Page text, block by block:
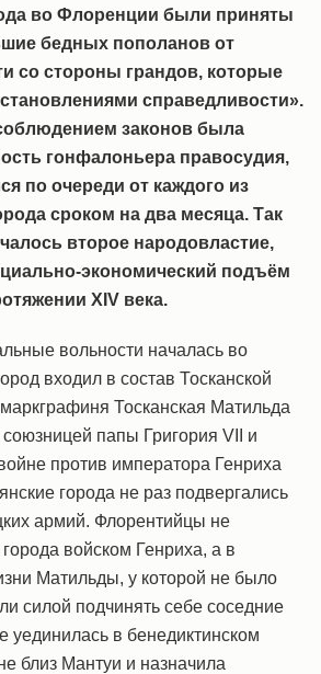
во Флоренции были приняты
бедных пополанов от
со стороны грандов, которые
справедливости».
законов была
гонфалоньера правосудия,
по очереди от каждого из
сроком на два месяца. Так
второе народовластие,
экономический подъём
XIV века.
вольности началась во
входил в состав Тосканской
Тосканская Матильда
папы Григория VII и
против императора Генриха
города не раз подвергались
армий. Флорентийцы не
войском Генриха, а в
Матильды, у которой не было
силой подчинять себе соседние
уединилась в бенедиктинском
близ Мантуи и назначила